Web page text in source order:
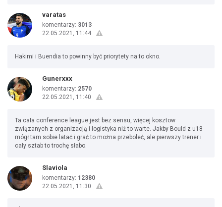
varatas
komentarzy: 3013
22.05.2021, 11:44
Hakimi i Buendia to powinny być priorytety na to okno.
Gunerxxx
komentarzy: 2570
22.05.2021, 11:40
Ta cała conference league jest bez sensu, więcej kosztow
związanych z organizacją i logistyka niż to warte. Jakby Bould z u18
mógł tam sobie latać i grać to można przeboleć, ale pierwszy trener i
cały sztab to trochę słabo.
Slaviola
komentarzy: 12380
22.05.2021, 11:30